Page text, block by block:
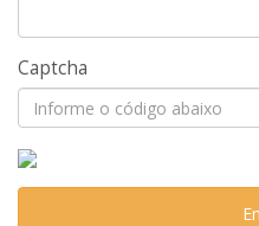
Captcha